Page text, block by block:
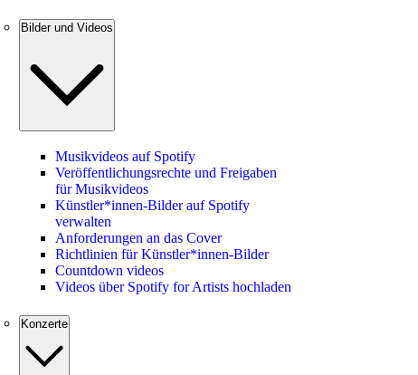
Bilder und Videos
Musikvideos auf Spotify
Veröffentlichungsrechte und Freigaben
für Musikvideos
Künstler*innen-Bilder auf Spotify
verwalten
Anforderungen an das Cover
Richtlinien für Künstler*innen-Bilder
Countdown videos
Videos über Spotify for Artists hochladen
Konzerte